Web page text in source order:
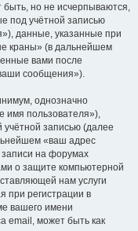
но не исчерпываются,
под учётной записью
данные, указанные при
краны» (в дальнейшем
вами после
сообщения»).
однозначно
пользователя»),
записью (далее
«ваш адрес
на форумах
о защите компьютерной
нам услуги
при регистрации в
вашего имени
email, может быть как